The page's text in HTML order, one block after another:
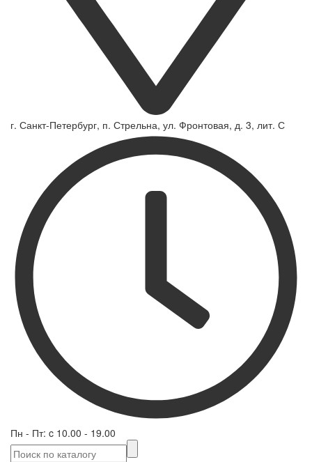
г. Санкт-Петербург, п. Стрельна, ул. Фронтовая, д. 3, лит. С
Пн - Пт: c 10.00 - 19.00